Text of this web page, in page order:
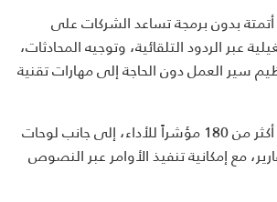
بدون برمجة تساعد الشركات على
عبر الردود التلقائية، وتوجيه المحادثات،
سير العمل دون الحاجة إلى مهارات تقنية
وتضم المنصة أيضاً أكثر من 180 مؤشراً للأداء، إلى جانب لوحات
مع إمكانية تنفيذ الأوامر عبر النصوص